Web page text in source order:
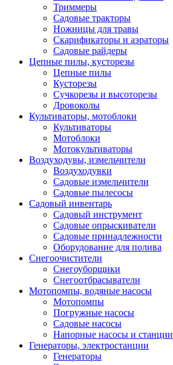
Триммеры
Садовые тракторы
Ножницы для травы
Скарификаторы и аэраторы
Садовые райдеры
Цепные пилы, кусторезы
Цепные пилы
Кусторезы
Сучкорезы и высоторезы
Дровоколы
Культиваторы, мотоблоки
Культиваторы
Мотоблоки
Мотокультиваторы
Воздуходувы, измельчители
Воздуходувки
Садовые измельчители
Садовые пылесосы
Садовый инвентарь
Садовый инструмент
Садовые опрыскиватели
Садовые принадлежности
Оборудование для полива
Снегоочистители
Снегоуборщики
Снегоотбрасыватели
Мотопомпы, водяные насосы
Мотопомпы
Погружные насосы
Садовые насосы
Напорные насосы и станции
Генераторы, электростанции
Генераторы